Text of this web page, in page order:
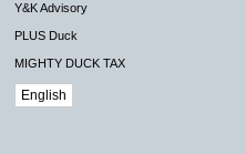
Y&K Advisory
PLUS Duck
MIGHTY DUCK TAX
English